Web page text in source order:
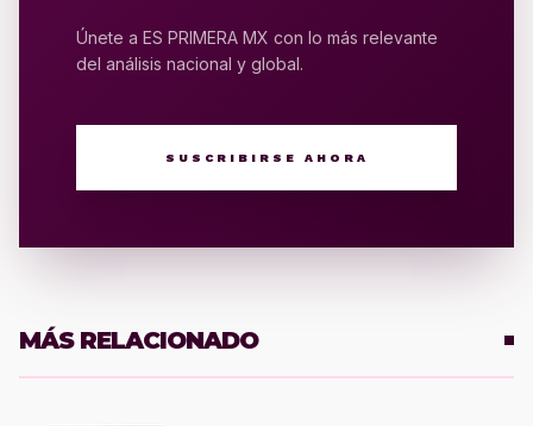
Únete a ES PRIMERA MX con lo más relevante
del análisis nacional y global.
SUSCRIBIRSE AHORA
MÁS RELACIONADO